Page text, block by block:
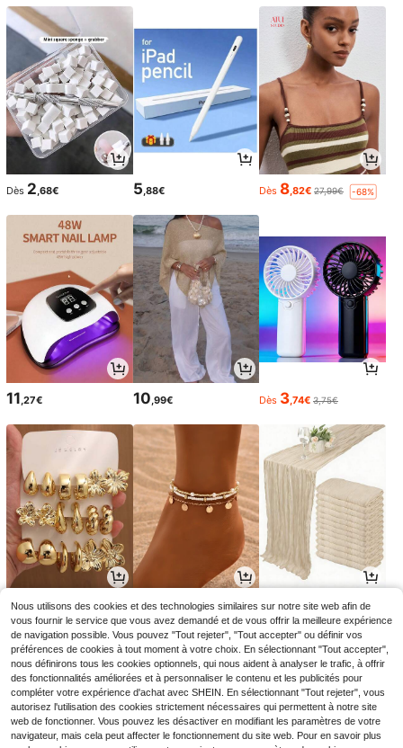
Dès 2,68€ 5,88€ Dès 8,82€ 27,99€ -68%
11 ,27€ 10 ,99€ Dès 3,74€ 3,75€
Dès3 ,60€ 3,64€3,68€ -1% Dès 2,78€
Nous utilisons des cookies et des technologies similaires sur notre site web afin de
vous fournir le service que vous avez demandé et de vous offrir la meilleure expérience
de navigation possible. Vous pouvez "Tout rejeter", "Tout accepter" ou définir vos
préférences de cookies à tout moment à votre choix. En sélectionnant "Tout accepter",
nous définirons tous les cookies optionnels, qui nous aident à analyser le trafic, à offrir
des fonctionnalités améliorées et à personnaliser le contenu et les publicités pour
compléter votre expérience d'achat avec SHEIN. En sélectionnant "Tout rejeter", vous
autorisez l'utilisation des cookies strictement nécessaires qui permettent à notre site
web de fonctionner. Vous pouvez les désactiver en modifiant les paramètres de votre
navigateur, mais cela peut affecter le fonctionnement du site web. Pour en savoir plus